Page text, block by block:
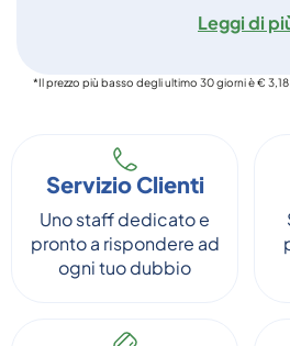
Leggi di
*Il prezzo più basso degli ultimo 30 giorni è € 3,18
Servizio Clienti
Uno staff dedicato e
pronto a rispondere ad
ogni tuo dubbio